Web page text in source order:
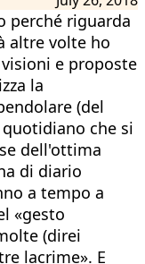
perché riguarda
altre volte ho
e proposte
la
(del
che si
dell'ottima
di diario
a tempo a
«gesto
(direi
lacrime». E